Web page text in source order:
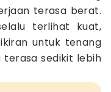
terasa berat.
terlihat kuat,
untuk tenang
sedikit lebih